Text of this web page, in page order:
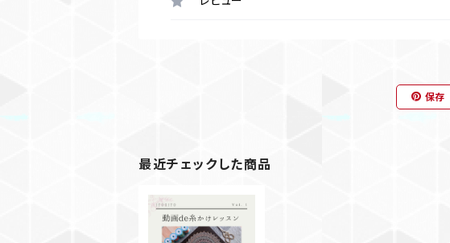
保存
最近チェックした商品